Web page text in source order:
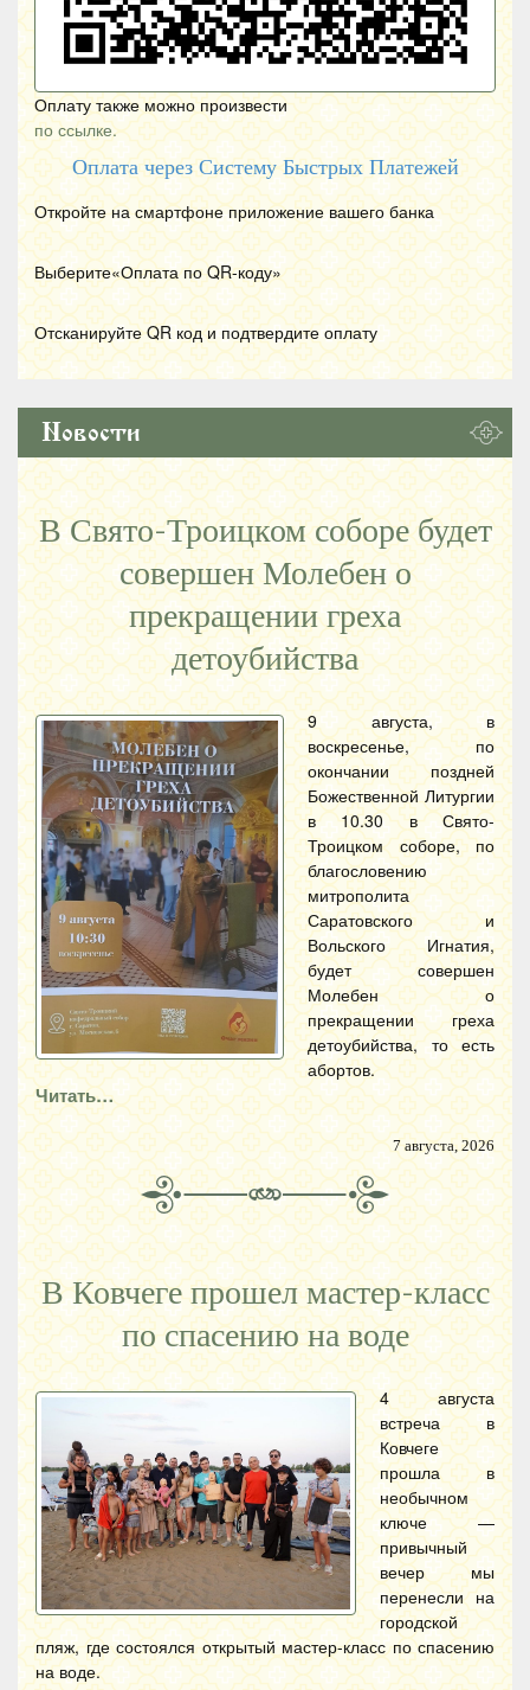
Оплату также можно произвести
по ссылке.
Оплата через Систему Быстрых Платежей
Откройте на смартфоне приложение вашего банка
Выберите«Оплата по QR-коду»
Отсканируйте QR код и подтвердите оплату
Новости
В Свято-Троицком соборе будет
совершен Молебен о
прекращении греха
детоубийства
9 августа, в
воскресенье, по
окончании поздней
Божественной Литургии
в 10.30 в Свято-
Троицком соборе, по
благословению
митрополита
Саратовского и
Вольского Игнатия,
будет совершен
Молебен о
прекращении греха
детоубийства, то есть
абортов.
Читать…
7 августа, 2026
В Ковчеге прошел мастер-класс
по спасению на воде
4 августа
встреча в
Ковчеге
прошла в
необычном
ключе —
привычный
вечер мы
перенесли на
городской
пляж, где состоялся открытый мастер-класс по спасению
на воде.